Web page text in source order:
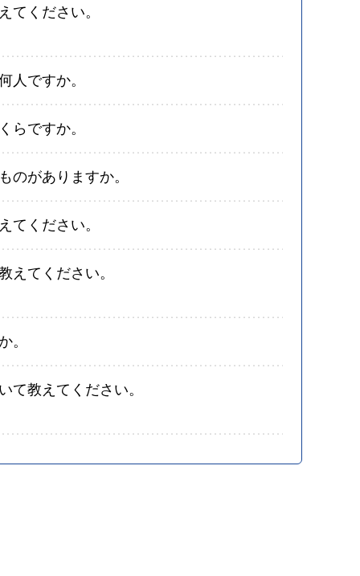
てください。
人ですか。
らですか。
のがありますか。
てください。
えてください。
。
て教えてください。